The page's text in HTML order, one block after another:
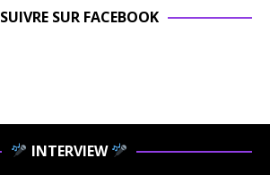
SUIVRE SUR FACEBOOK
INTERVIEW